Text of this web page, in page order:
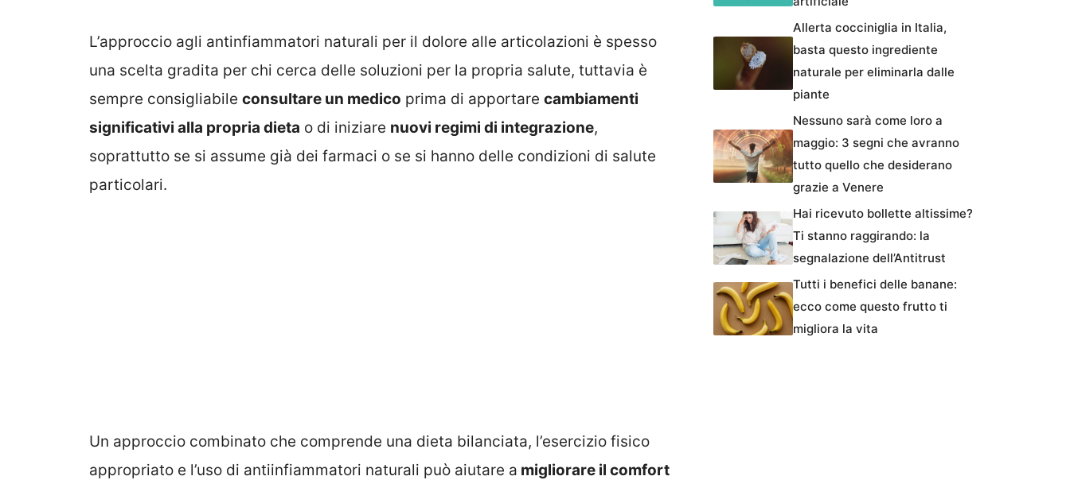
L’approccio agli antinfiammatori naturali per il dolore alle articolazioni è spesso
una scelta gradita per chi cerca delle soluzioni per la propria salute, tuttavia è
sempre consigliabile consultare un medico prima di apportare cambiamenti
significativi alla propria dieta o di iniziare nuovi regimi di integrazione,
soprattutto se si assume già dei farmaci o se si hanno delle condizioni di salute
particolari.
Un approccio combinato che comprende una dieta bilanciata, l’esercizio fisico
appropriato e l’uso di antiinfiammatori naturali può aiutare a migliorare il comfort
Allerta cocciniglia in Italia,
basta questo ingrediente
naturale per eliminarla dalle
piante
Nessuno sarà come loro a
maggio: 3 segni che avranno
tutto quello che desiderano
grazie a Venere
Hai ricevuto bollette altissime?
Ti stanno raggirando: la
segnalazione dell’Antitrust
Tutti i benefici delle banane:
ecco come questo frutto ti
migliora la vita